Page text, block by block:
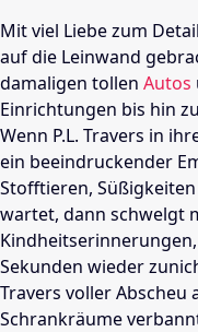
Mit viel Liebe zum
auf die Leinwand
damaligen tollen Autos
Einrichtungen bis hin
Wenn P.L. Travers in
ein beeindruckender
Stofftieren,
wartet, dann schwelgt
Sekunden wieder
Travers voller Abscheu
Schrankräume